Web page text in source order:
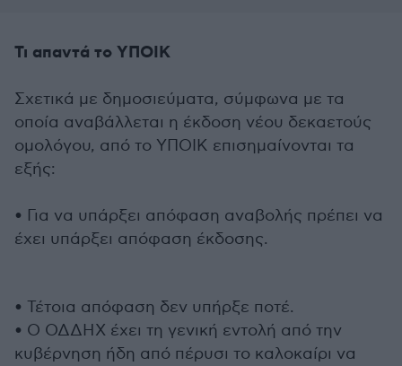
Τι απαντά το ΥΠΟΙΚ
Σχετικά με δημοσιεύματα, σύμφωνα με τα
οποία αναβάλλεται η έκδοση νέου δεκαετούς
ομολόγου, από το ΥΠΟΙΚ επισημαίνονται τα
εξής:
• Για να υπάρξει απόφαση αναβολής πρέπει να
έχει υπάρξει απόφαση έκδοσης.
• Τέτοια απόφαση δεν υπήρξε ποτέ.
• Ο ΟΔΔΗΧ έχει τη γενική εντολή από την
κυβέρνηση ήδη από πέρυσι το καλοκαίρι να